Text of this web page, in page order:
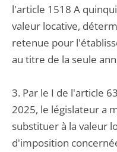
l'article 1518 A
valeur locative,
retenue pour
au titre de la seule
3. Par le I de l'article
2025, le législateur a
substituer à la valeur
d'imposition